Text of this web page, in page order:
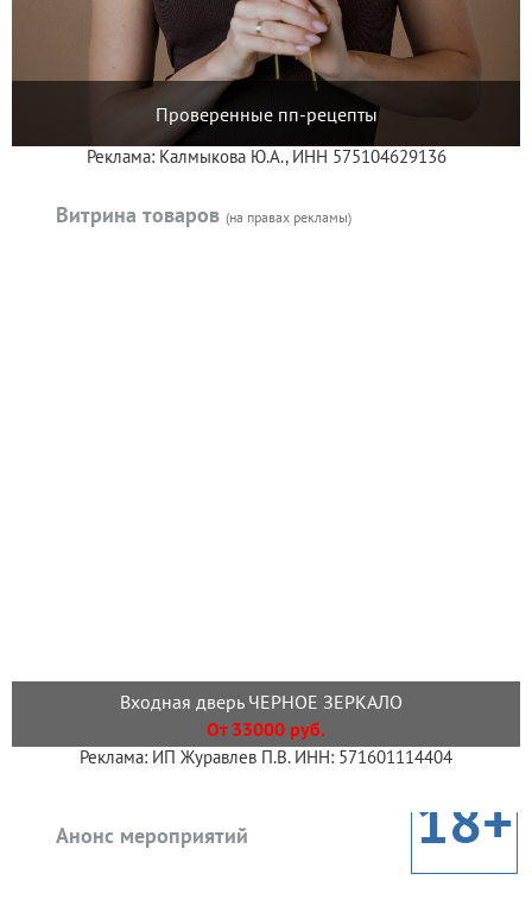
Проверенные пп-рецепты
Реклама: Калмыкова Ю.А., ИНН 575104629136
Витрина товаров (на правах рекламы)
Входная дверь ЧЕРНОЕ ЗЕРКАЛО
От 33000 руб.
Реклама: ИП Журавлев П.В. ИНН: 571601114404
Анонс мероприятий 18+